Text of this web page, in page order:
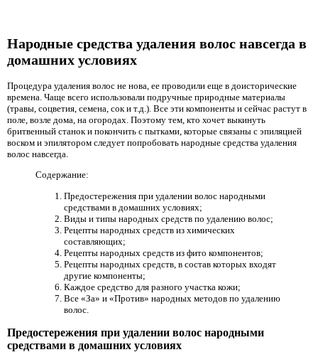
Народные средства удаления волос навсегда в
домашних условиях
Процедура удаления волос не нова, ее проводили еще в доисторические
времена. Чаще всего использовали подручные природные материалы
(травы, соцветия, семена, сок и т.д.). Все эти компоненты и сейчас растут в
поле, возле дома, на огородах. Поэтому тем, кто хочет выкинуть
бритвенный станок и покончить с пытками, которые связаны с эпиляцией
воском и эпилятором следует попробовать народные средства удаления
волос навсегда.
Содержание:
Предостережения при удалении волос народными
средствами в домашних условиях;
Виды и типы народных средств по удалению волос;
Рецепты народных средств из химических
составляющих;
Рецепты народных средств из фито компонентов;
Рецепты народных средств, в состав которых входят
другие компоненты;
Каждое средство для разного участка кожи;
Все «За» и «Против» народных методов по удалению
волос.
Предостережения при удалении волос народными
средствами в домашних условиях